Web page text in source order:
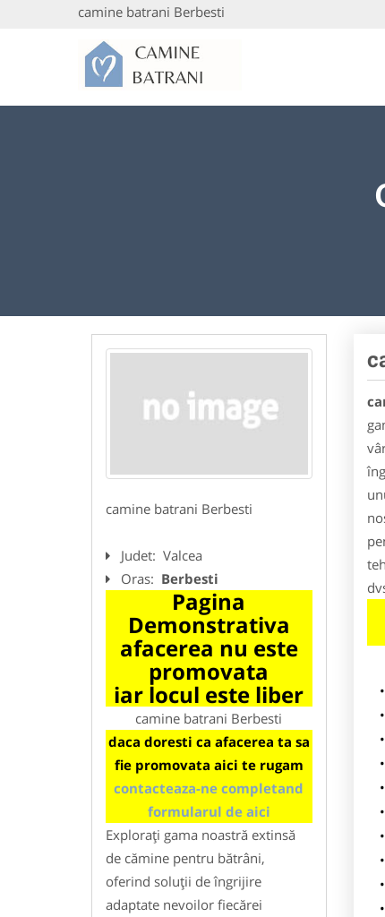
camine batrani Berbesti
camine batrani Berbesti
Judet: Valcea
Oras: Berbesti
Pagina
Demonstrativa
afacerea nu este
promovata
iar locul este liber
camine batrani Berbesti
daca doresti ca afacerea ta sa
fie promovata aici te rugam
contacteaza-ne completand
formularul de aici
Explorați gama noastră extinsă
de cămine pentru bătrâni,
oferind soluții de îngrijire
adaptate nevoilor fiecărei